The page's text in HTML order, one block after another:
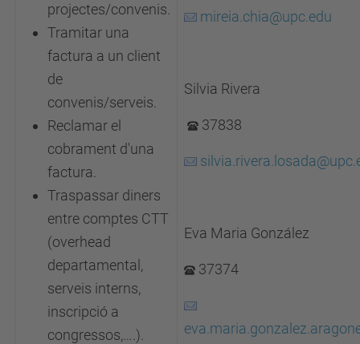
projectes/convenis.
Tramitar una
factura a un client
de
convenis/serveis.
Reclamar el
cobrament d'una
factura.
Traspassar diners
entre comptes CTT
(overhead
departamental,
serveis interns,
inscripció a
congressos,….).
mireia.chia@upc.edu
Silvia Rivera
37838
Eva Maria González
37374